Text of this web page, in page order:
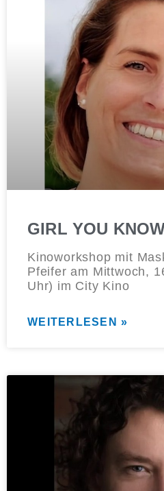
GIRL YOU
Kinoworkshop mit
Pfeifer am Mittwoch,
Uhr) im City Kino
WEITERLESEN »